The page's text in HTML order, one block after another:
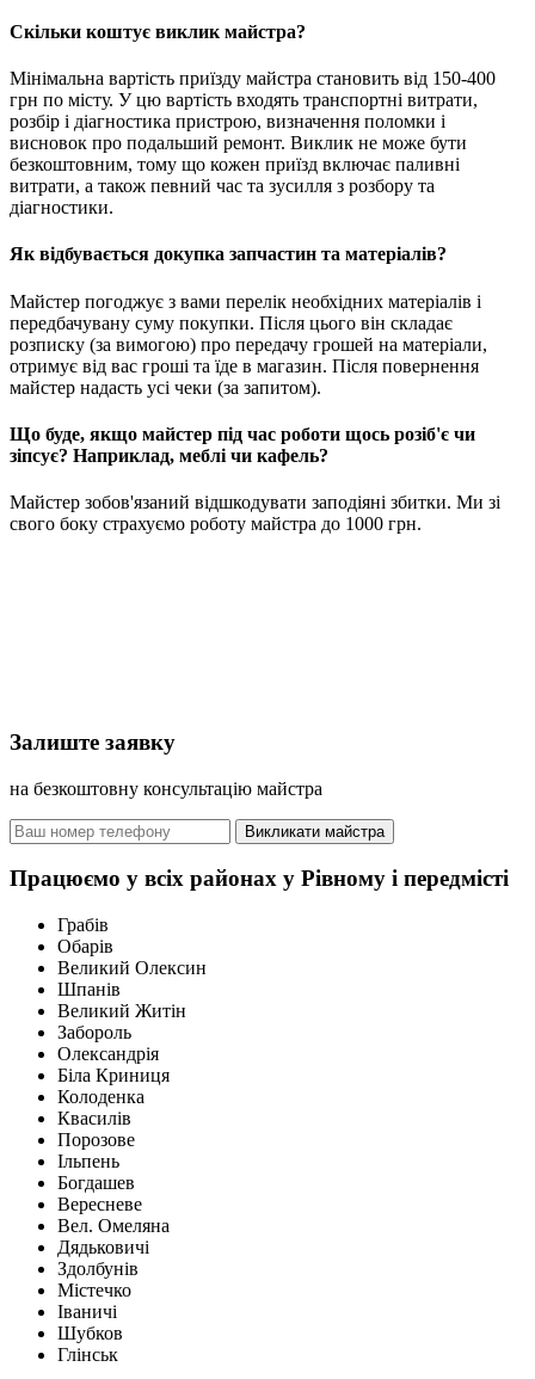
Скільки коштує виклик майстра?
Мінімальна вартість приїзду майстра становить від 150-400
грн по місту. У цю вартість входять транспортні витрати,
розбір і діагностика пристрою, визначення поломки і
висновок про подальший ремонт. Виклик не може бути
безкоштовним, тому що кожен приїзд включає паливні
витрати, а також певний час та зусилля з розбору та
діагностики.
Як відбувається докупка запчастин та матеріалів?
Майстер погоджує з вами перелік необхідних матеріалів і
передбачувану суму покупки. Після цього він складає
розписку (за вимогою) про передачу грошей на матеріали,
отримує від вас гроші та їде в магазин. Після повернення
майстер надасть усі чеки (за запитом).
Що буде, якщо майстер під час роботи щось розіб'є чи
зіпсує? Наприклад, меблі чи кафель?
Майстер зобов'язаний відшкодувати заподіяні збитки. Ми зі
свого боку страхуємо роботу майстра до 1000 грн.
Залиште заявку
на безкоштовну консультацію майстра
Викликати майстра
Працюємо у всіх районах у Рівному і передмісті
Грабів
Обарів
Великий Олексин
Шпанів
Великий Житін
Забороль
Олександрія
Біла Криниця
Колоденка
Квасилів
Порозове
Ільпень
Богдашев
Вересневе
Вел. Омеляна
Дядьковичі
Здолбунів
Містечко
Іваничі
Шубков
Глінськ